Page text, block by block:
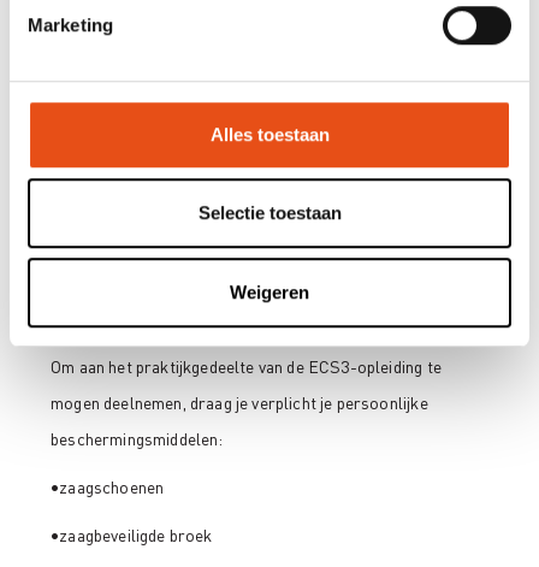
Marketing
Alles toestaan
Selectie toestaan
Weigeren
Last minute risico-analyse (LMRA)
Demonstratievelling door de lesgever
Veilig uitvoeren van vellingen bij zware bomen met
ondersteuning door lieropstellingen
Om aan het praktijkgedeelte van de ECS3-opleiding te
mogen deelnemen, draag je verplicht je persoonlijke
beschermingsmiddelen:
•zaagschoenen
•zaagbeveiligde broek